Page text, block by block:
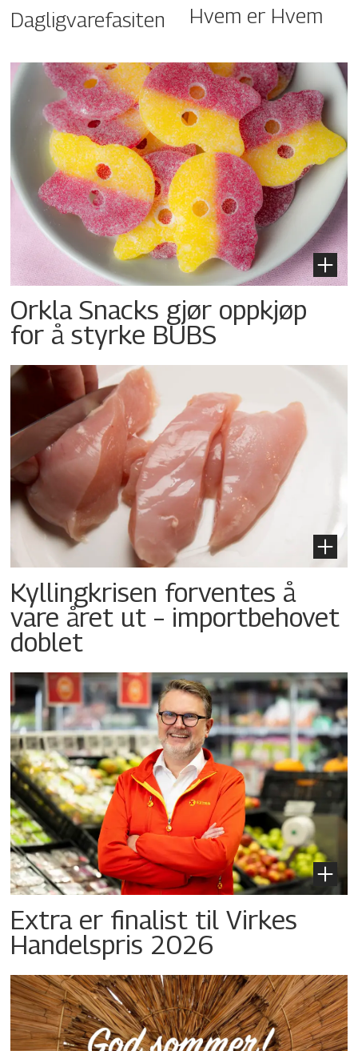
Dagligvarefasiten Hvem er Hvem
Orkla Snacks gjør oppkjøp
for å styrke BUBS
Kyllingkrisen forventes å
vare året ut – importbehovet
doblet
Extra er finalist til Virkes
Handelspris 2026